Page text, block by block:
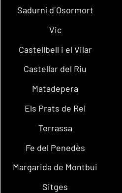
Sadurní d´Osormort
Vic
Castellbell i el Vilar
Castellar del Riu
Matadepera
Els Prats de Rei
Terrassa
Fe del Penedès
Margarida de Montbui
Sitges